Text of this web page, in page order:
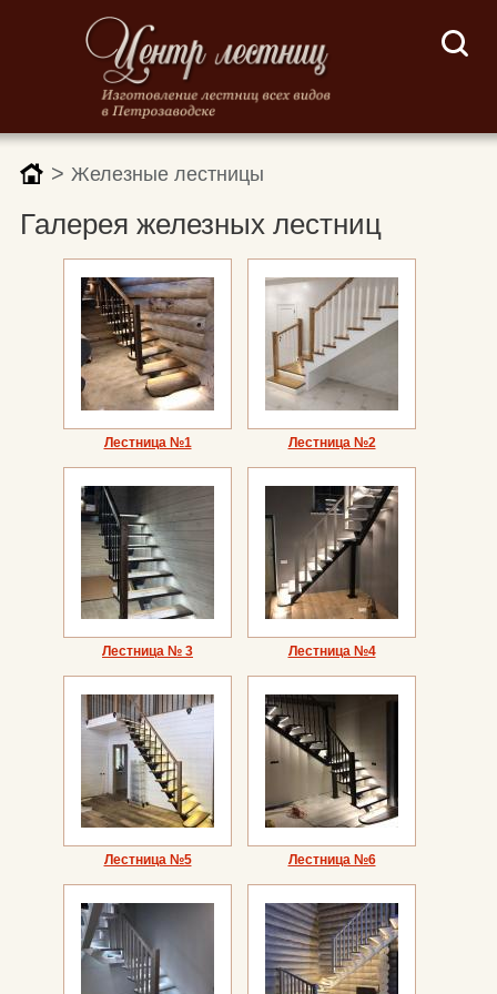
> Железные лестницы
Галерея железных лестниц
Лестница №1 Лестница №2
Лестница № 3 Лестница №4
Лестница №5 Лестница №6